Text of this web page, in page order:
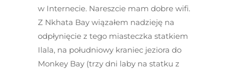
w Internecie. Nareszcie mam dobre wifi.
Z Nkhata Bay wiązałem nadzieję na
odpłynięcie z tego miasteczka statkiem
Ilala, na południowy kraniec jeziora do
Monkey Bay (trzy dni laby na statku z